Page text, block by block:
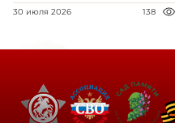
30 июля 2026 138